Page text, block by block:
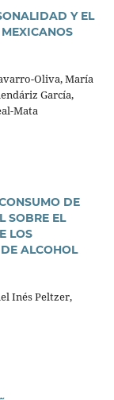
Y EL
Oliva, Marí­a
Garcí­a,
Mata
DE
SOBRE EL
LOS
ALCOHOL
Inés Peltzer,